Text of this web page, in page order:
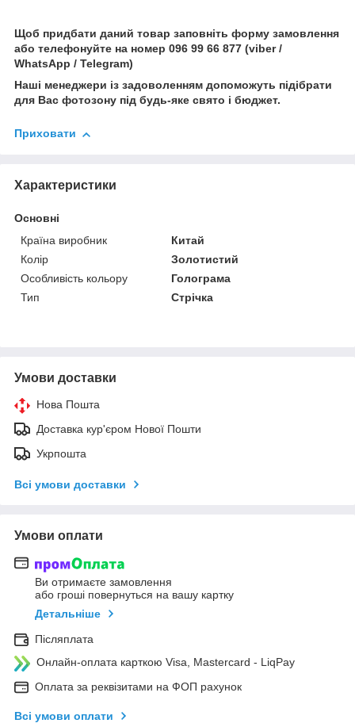
Щоб придбати даний товар заповніть форму замовлення
або телефонуйте на номер 096 99 66 877 (viber /
WhatsApp / Telegram)
Наші менеджери із задоволенням допоможуть підібрати
для Вас фотозону під будь-яке свято і бюджет.
Приховати
Характеристики
Основні
Країна виробник
Китай
Колір
Золотистий
Особливість кольору
Голограма
Тип
Стрічка
Умови доставки
Нова Пошта
Доставка кур'єром Нової Пошти
Укрпошта
Всі умови доставки
Умови оплати
Ви отримаєте замовлення
або гроші повернуться на вашу картку
Детальніше
Післяплата
Онлайн-оплата карткою Visa, Mastercard - LiqPay
Оплата за реквізитами на ФОП рахунок
Всі умови оплати